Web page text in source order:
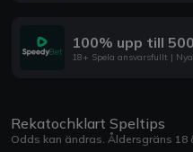
100% upp till
18+ Spela ansvarsfullt |
Rekatochklart Speltips
Odds kan ändras. Åldersgräns 18